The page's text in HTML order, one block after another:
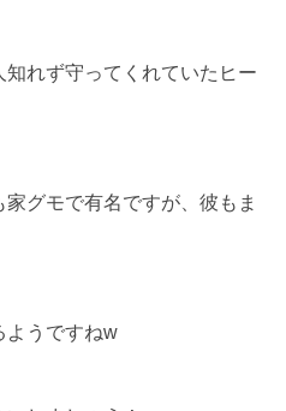
れず守ってくれていたヒー
グモで有名ですが、彼もま
うですねw